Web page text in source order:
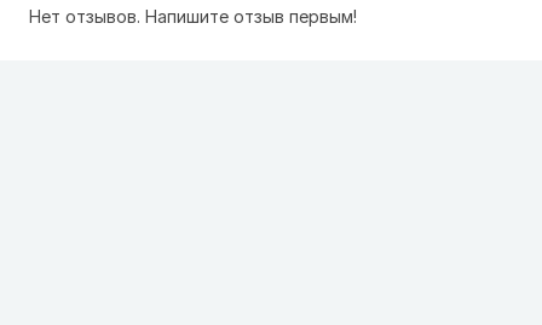
Нет отзывов. Напишите отзыв первым!